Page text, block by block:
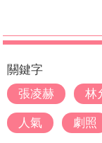
關鍵字
張凌赫
林
人氣 劇照